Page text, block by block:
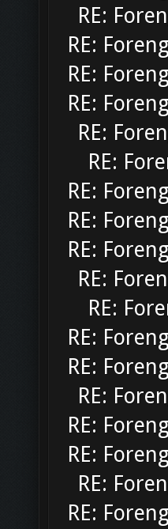
RE:
RE:
RE:
RE:
RE:
RE:
RE:
RE:
RE:
RE:
RE:
RE:
RE:
RE:
RE:
RE:
RE:
RE: